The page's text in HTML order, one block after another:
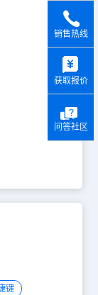
键
销售热线
获取报价
问答社区